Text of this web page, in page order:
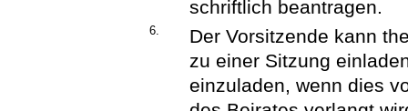
schriftlich beantragen.
6.
Der Vorsitzende kann
zu einer Sitzung
einzuladen, wenn dies